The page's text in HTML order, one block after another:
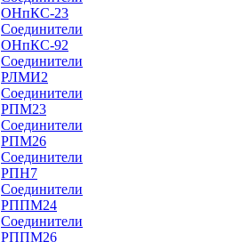
ОНпКС-23
Соединители
ОНпКС-92
Соединители
РЛМИ2
Соединители
РПМ23
Соединители
РПМ26
Соединители
РПН7
Соединители
РППМ24
Соединители
РППМ26